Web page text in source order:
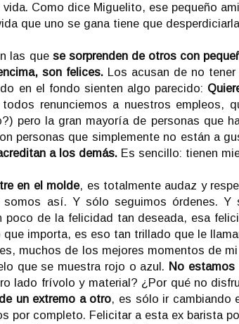
vida. Como dice Miguelito, ese pequeño
que uno se gana tiene que
las que se sorprenden de otros con
son felices. Los acusan de no
en el fondo sienten algo parecido:
renunciemos a nuestros empleos,
pero la gran mayoría de personas que
personas que simplemente no están a
a los demás. Es sencillo: tienen
en el molde, es totalmente audaz y
somos así. Y sólo seguimos órdenes.
poco de la felicidad tan deseada, esa
importa, es eso tan trillado que le
muchos de los mejores momentos de
que se muestra rojo o azul. No estamos
lado frívolo y material? ¿Por qué no
un extremo a otro, es sólo ir cambiando
por completo. Felicitar a esta ex barista